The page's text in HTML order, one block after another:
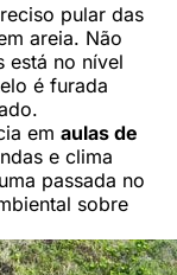
pular das
areia. Não
está no nível
é furada
em aulas de
e clima
passada no
sobre